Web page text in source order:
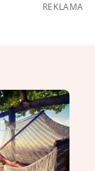
REKLAMA